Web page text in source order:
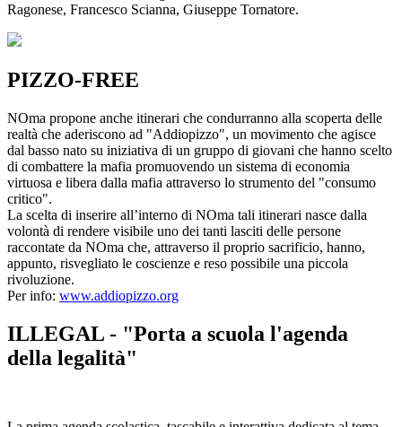
Ragonese, Francesco Scianna, Giuseppe Tornatore.
PIZZO-FREE
NOma propone anche itinerari che condurranno alla scoperta delle
realtà che aderiscono ad "Addiopizzo", un movimento che agisce
dal basso nato su iniziativa di un gruppo di giovani che hanno scelto
di combattere la mafia promuovendo un sistema di economia
virtuosa e libera dalla mafia attraverso lo strumento del "consumo
critico".
La scelta di inserire all’interno di NOma tali itinerari nasce dalla
volontà di rendere visibile uno dei tanti lasciti delle persone
raccontate da NOma che, attraverso il proprio sacrificio, hanno,
appunto, risvegliato le coscienze e reso possibile una piccola
rivoluzione.
Per info: www.addiopizzo.org
ILLEGAL - "Porta a scuola l'agenda
della legalità"